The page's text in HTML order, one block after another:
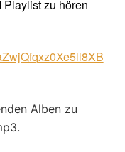
zu hören
Alben zu